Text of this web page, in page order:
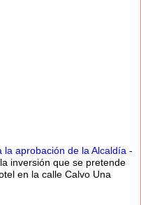
aprobación de la Alcaldía -
inversión que se pretende
en la calle Calvo Una